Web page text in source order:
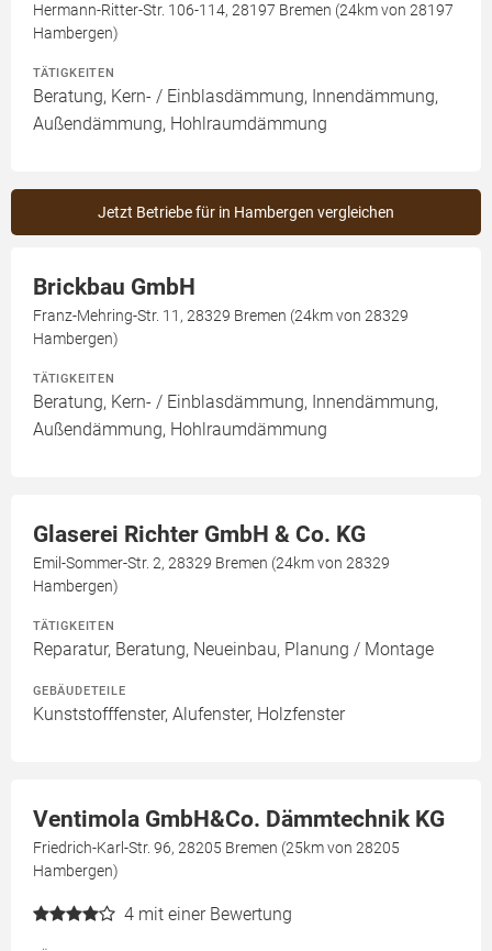
Hermann-Ritter-Str. 106-114, 28197 Bremen (24km von 28197
Hambergen)
TÄTIGKEITEN
Beratung, Kern- / Einblasdämmung, Innendämmung,
Außendämmung, Hohlraumdämmung
Jetzt Betriebe für in Hambergen vergleichen
Brickbau GmbH
Franz-Mehring-Str. 11, 28329 Bremen (24km von 28329
Hambergen)
TÄTIGKEITEN
Beratung, Kern- / Einblasdämmung, Innendämmung,
Außendämmung, Hohlraumdämmung
Glaserei Richter GmbH & Co. KG
Emil-Sommer-Str. 2, 28329 Bremen (24km von 28329
Hambergen)
TÄTIGKEITEN
Reparatur, Beratung, Neueinbau, Planung / Montage
GEBÄUDETEILE
Kunststofffenster, Alufenster, Holzfenster
Ventimola GmbH&Co. Dämmtechnik KG
Friedrich-Karl-Str. 96, 28205 Bremen (25km von 28205
Hambergen)
4 mit einer Bewertung